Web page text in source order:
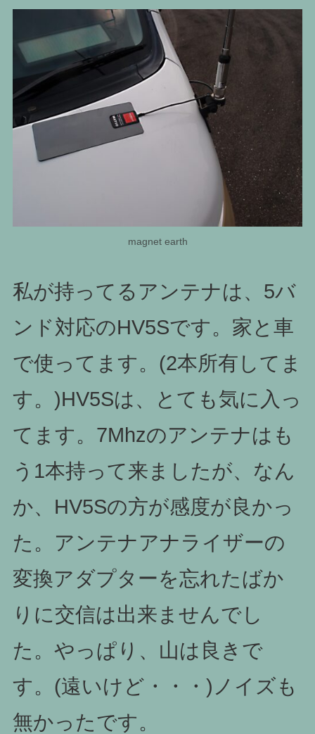
magnet earth
私が持ってるアンテナは、5バ
ンド対応のHV5Sです。家と車
で使ってます。(2本所有してま
す。)HV5Sは、とても気に入っ
てます。7Mhzのアンテナはも
う1本持って来ましたが、なん
か、HV5Sの方が感度が良かっ
た。アンテナアナライザーの
変換アダプターを忘れたばか
りに交信は出来ませんでし
た。やっぱり、山は良きで
す。(遠いけど・・・)ノイズも
無かったです。